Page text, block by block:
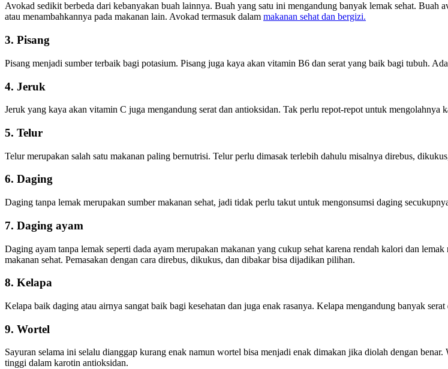
Avokad sedikit berbeda dari kebanyakan buah lainnya. Buah yang satu ini mengandung banyak lemak sehat.
atau menambahkannya pada makanan lain. Avokad termasuk dalam makanan sehat dan bergizi.
3. Pisang
Pisang menjadi sumber terbaik bagi potasium. Pisang juga kaya akan vitamin B6 dan serat yang baik bagi tubuh.
4. Jeruk
Jeruk yang kaya akan vitamin C juga mengandung serat dan antioksidan. Tak perlu repot-repot untuk mengolahnya
5. Telur
Telur merupakan salah satu makanan paling bernutrisi. Telur perlu dimasak terlebih dahulu misalnya direbus,
6. Daging
Daging tanpa lemak merupakan sumber makanan sehat, jadi tidak perlu takut untuk mengonsumsi daging
7. Daging ayam
Daging ayam tanpa lemak seperti dada ayam merupakan makanan yang cukup sehat karena rendah kalori dan
makanan sehat. Pemasakan dengan cara direbus, dikukus, dan dibakar bisa dijadikan pilihan.
8. Kelapa
Kelapa baik daging atau airnya sangat baik bagi kesehatan dan juga enak rasanya. Kelapa mengandung banyak
9. Wortel
Sayuran selama ini selalu dianggap kurang enak namun wortel bisa menjadi enak dimakan jika diolah dengan
tinggi dalam karotin antioksidan.